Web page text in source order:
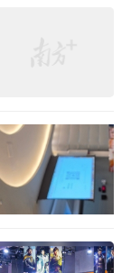
排队长龙从
明信片、购
是鸣潮的玩
记者表示，
还要等很长